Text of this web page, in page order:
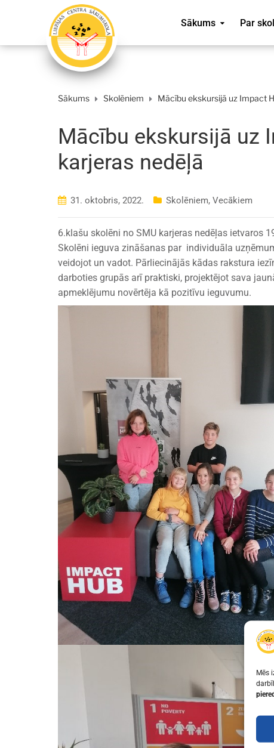
Mēs
Sākums Par
Sākums Skolēniem Mācību ekskursijā uz Impact
Mācību ekskursijā uz
karjeras nedēļā
31. oktobris, 2022. Skolēniem, Vecākiem
6.klašu skolēni no SMU karjeras nedēļas ietvaros
Skolēni ieguva zināšanas par individuāla
veidojot un vadot. Pārliecinājās kādas rakstura
darboties grupās arī praktiski, projektējot sava
apmeklējumu novērtēja kā pozitīvu ieguvumu.